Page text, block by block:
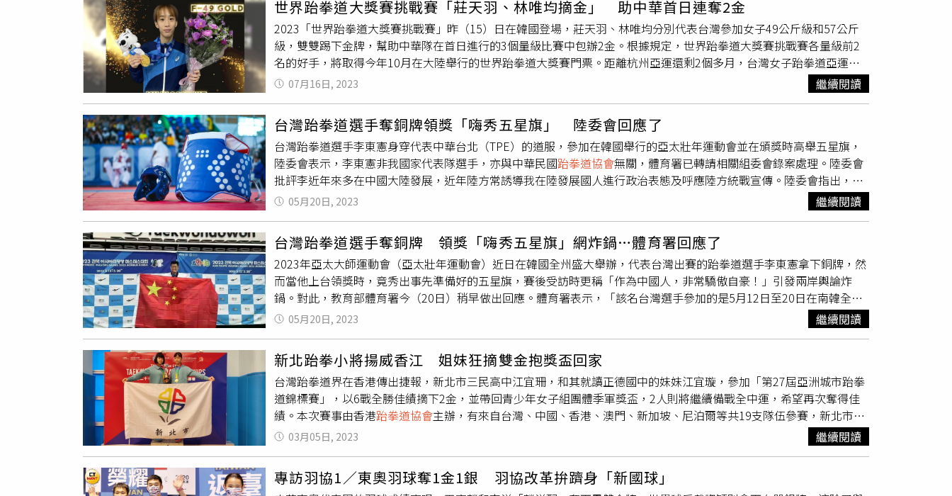
史蒂芬‧趙的成功後，萌生了殺害對方一家以奪取其資產的念頭，卻從未制定任何實際的計畫將其實現。柳光京本人在
落網後也在獄中懺悔，「兩個月前我還是個好人，現在卻成了兇手。」他坦承心中充滿羞愧與悲傷，但解釋不出自己為
何走上這條不歸路。他的辯護律師理察‧威爾遜（Richard Wilson）則反駁檢方指控「出於嫉妒與仇恨」的動機，承認
他「有些許羨慕，但並非因為嫉妒與仇恨成為殺機」。因此他向法院主張應給予其最低假釋期，而非終身監禁。依新南
威爾斯州法律，謀殺成人最高可判終身監禁，兒童則為25年標準假釋期。本案將於12月16日宣布最終判決。
出處罰，指稱該館教練劉豪根據恐怖電影，自編自導「殭屍跆舞」參賽。該表演宣揚遺風陋習，醜化民族形象，褻瀆中
華文化，造成惡劣影響。「X-跆拳道館」被取消在大陸跆拳道協會的會員資格，級位考試考點資格和全國跆拳道相關賽
事參賽資格；取消劉豪教練員註冊資格，禁止劉豪參與大陸跆拳道協會 舉辦的培訓比賽等活動；責令廣東省跆拳道協會
做出檢查，取消廣東省跆拳道協會和深圳市跆拳道協會3年內評優資格。並認為，此事件影響惡劣、教訓深刻，暴露出
大陸跆拳道協會在行業監管和文化建設方面存在一系列問題。協會深刻反思、汲取教訓，將對全國跆拳道館進行全面清
查整改，加強跆拳道行業從業人員資格審查，強化行業監管和行風建設，深化社會主義核心價值觀和中華優秀傳統文化
教育，樹立健康向上的行業文化，弘揚中華體育精神和奧林匹克精神，傳播體育正能量。
世界跆拳道大獎賽挑戰賽「莊天羽、林唯均摘金」 助中華首日連奪2金
2023「世界跆拳道大獎賽挑戰賽」昨（15）日在韓國登場，莊天羽、林唯均分別代表台灣參加女子49公斤級和57公斤
級，雙雙踢下金牌，幫助中華隊在首日進行的3個量級比賽中包辦2金。根據規定，世界跆拳道大獎賽挑戰賽各量級前2
名的好手，將取得今年10月在大陸舉行的世界跆拳道大獎賽門票。距離杭州亞運還剩2個多月，台灣女子跆拳道亞運培
訓隊前往韓國茂朱參加2023世界跆拳道大獎賽挑戰賽，培訓隊共有4名好手參賽，包括莊天羽、林唯均、張芮恩、潘韵
臉書）世界跆拳道大獎賽挑戰賽15日揭開序幕，首日
琳（Seo-rin Oh，音譯），搶下金牌。林唯均同樣躋身決賽行列，亞運將踢53公斤級的她，這次轉戰57公斤級，決賽以
2比0擊退越南選手陳氏映雪（Thi anh Tuyet Tran），搶下中華隊單日第2金。值得一提的是，林唯均的媽媽劉昭晴是前
跆拳道國手，不僅是3屆亞錦賽金牌得主，還曾獲得2屆世運會金牌，如今林唯均繼承衣缽，亮眼表現不輸母親。根據規
定，世界跆拳道大獎賽挑戰賽各量級前2名的好手，將取得今年10月在大陸太原舉行的世界跆拳道大獎賽的門票。
07月16日, 2023 繼續閱讀
台灣跆拳道選手奪銅牌領獎「嗨秀五星旗」 陸委會回應了
台灣跆拳道選手李東憲身穿代表中華台北（TPE）的道服，參加在韓國舉行的亞太壯年運動會並在頒獎時高舉五星旗，
陸委會表示，李東憲非我國家代表隊選手，亦與中華民國跆拳道協會無關，體育署已轉請相關組委會錄案處理。陸委會
批評李近年來多在中國大陸發展，近年陸方常誘導我在陸發展國人進行政治表態及呼應陸方統戰宣傳。陸委會指出，該
賽事係由經國際奧會（IOC）認可之國際壯年運動總會（IMGA）授權舉辦，開放個人報名，只要年齡超過30歲喜歡運動
均可自由報名參加，並非以國家為組團參賽單位，頒獎典禮亦無代表團旗幟升旗或歌曲播放之儀式。陸委會在此呼籲國
戰樣板。
05月20日, 2023 繼續閱讀
台灣跆拳道選手奪銅牌 領獎「嗨秀五星旗」網炸鍋…體育署回應了
2023年亞太大師運動會（亞太壯年運動會）近日在韓國全州盛大舉辦，代表台灣出賽的跆拳道選手李東憲拿下銅牌，然
而當他上台領獎時，竟秀出事先準備好的五星旗，賽後受訪時更稱「作為中國人，非常驕傲自豪！」引發兩岸輿論炸
鍋。對此，教育部體育署今（20日）稍早做出回應。體育署表示，「該名台灣選手參加的是5月12日至20日在南韓全羅
北道舉行的2023年亞太壯年運動會。該賽會是由國際壯年運動總會（IMGA）授權舉辦，IMGA每4年舉辦1次世界壯年運
動會（世壯運），並於期間舉辦洲際運動會，包括2023年全羅北道亞太運動會、2023年坦佩雷歐洲壯年運動會、2024
年克利夫蘭泛美壯年運動會、2025年雙北世壯運等。」由於IMGA為國際奧會（IOC）認可組織，籌辦賽會理念為實踐奧
林匹克憲章中全民運動精神，讓世界各地人士藉著運動比賽，進行文化旅遊交流的節日盛會，運動會是開放個人報名，
只要年齡超過30歲，喜歡運動，不論性別、種族、宗教信仰，均可自由報名參加，並非以國家為組團參賽單位，也與各
國單項運動協會無關，頒獎典禮也沒有代表團旗幟升旗或歌曲播放之儀式。據悉，李東憲長期都在大陸工作，更於去年
7月1日加入共產黨，很少回到台灣，他於2017年在馬來西亞參加世界俱樂部跆拳道組織大賽，獲得品勢銅牌後就曾拿著
五星旗上頒獎台。對此，體育署強調，「該得獎選手是以個人名義報名參加，非我國家代表隊選手，也與中華民國跆拳
05月20日, 2023 繼續閱讀
新北跆拳小將揚威香江 姐妺狂摘雙金抱獎盃回家
台灣跆拳道界在香港傳出捷報，新北市三民高中江宜珊，和其就讀正德國中的妹妹江宜璇，參加「第27屆亞洲城市跆拳
道錦標賽」，以6戰全勝佳績摘下2金，並帶回青少年女子組團體季軍獎盃，2人則將繼續備戰全中運，希望再次奪得佳
績。本次賽事由香港跆拳道協會主辦，有來自台灣、中國、香港、澳門、新加坡、尼泊爾等共19支隊伍參賽，新北市的
頭前跆訓派出兩位選手參賽就帶回團體季軍獎盃，讓我國跆拳道實力再次受到肯定。江宜珊表示，最近四個月已經出國
比賽三次，感謝許多贊助商默默的支持，讓她可以與正德國中的妹妹江宜璇，在中學階段就可以開始累積國際賽事經
驗。新北市議員鄭宇恩長期關心基層運動員，她表示，看到新北市選手獲得佳績倍感光榮，在這份榮耀的背後，我們看
到本土企業透過「體育運動贊助資料庫媒合平臺」對運動員提供贊助，讓許多不可能的事情都變得可能。如何為基層選
03月05日, 2023 繼續閱讀
專訪羽協1／東奧羽球奪1金1銀 羽協改革拚躋身「新國球」